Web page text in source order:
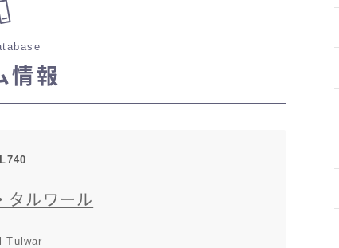
ショートパンツ
情報
740
タルワール
Tulwar